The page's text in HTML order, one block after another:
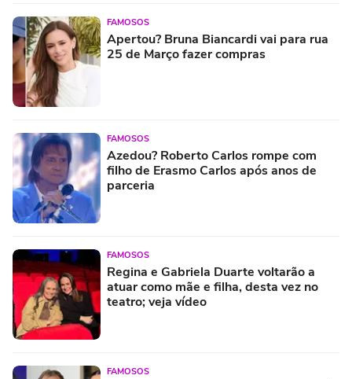
FAMOSOS
Apertou? Bruna Biancardi vai para rua
25 de Março fazer compras
FAMOSOS
Azedou? Roberto Carlos rompe com
filho de Erasmo Carlos após anos de
parceria
FAMOSOS
Regina e Gabriela Duarte voltarão a
atuar como mãe e filha, desta vez no
teatro; veja vídeo
FAMOSOS